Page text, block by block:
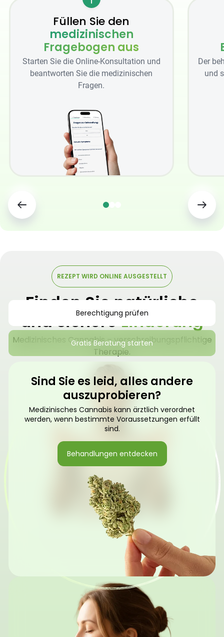
Füllen Sie den
medizinischen
Fragebogen aus
Starten Sie die Online-Konsultation und
beantworten Sie die medizinischen
Fragen.
Der
und
REZEPT WIRD ONLINE AUSGESTELLT
Finden Sie natürliche
und sichereLinderung
Medizinisches Cannabis – verschreibungspflichtige
Therapie.
Berechtigung prüfen
Gratis Beratung starten
Sind Sie es leid, alles andere
auszuprobieren?
Medizinisches Cannabis kann ärztlich verordnet
werden, wenn bestimmte Voraussetzungen erfüllt
sind.
Behandlungen entdecken